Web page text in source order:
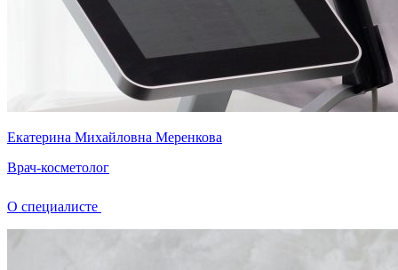
Екатерина Михайловна Меренкова
Врач-косметолог
О специалисте